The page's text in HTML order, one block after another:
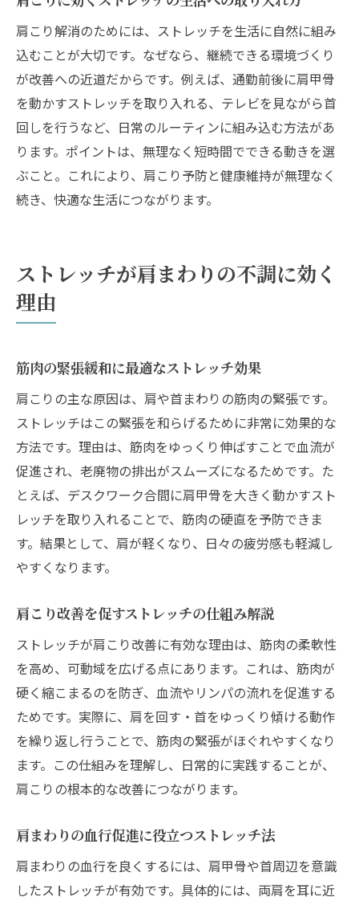
肩こり改善を目指すストレッチの習慣化
ストレッチの頻度別メリットと注意点
肩こり対策ストレッチを続けるコツ紹介
浜田山エリアで見つかる肩こりケアの新常識
肩こり解消の新常識はストレッチが鍵
浜田山の整体やストレッチ最新動向まとめ
肩こりケアに選ばれるストレッチの理由
浜田山エリアで話題のストレッチケア法
肩こり改善へ新しいストレッチ活用提案
肩こり解消のためには、ストレッチを生活に自然に組み
込むことが大切です。なぜなら、継続できる環境づくり
が改善への近道だからです。例えば、通勤前後に肩甲骨
を動かすストレッチを取り入れる、テレビを見ながら首
回しを行うなど、日常のルーティンに組み込む方法があ
ります。ポイントは、無理なく短時間でできる動きを選
ぶこと。これにより、肩こり予防と健康維持が無理なく
続き、快適な生活につながります。
ストレッチが肩まわりの不調に効く
理由
筋肉の緊張緩和に最適なストレッチ効果
肩こりの主な原因は、肩や首まわりの筋肉の緊張です。
ストレッチはこの緊張を和らげるために非常に効果的な
方法です。理由は、筋肉をゆっくり伸ばすことで血流が
促進され、老廃物の排出がスムーズになるためです。た
とえば、デスクワーク合間に肩甲骨を大きく動かすスト
レッチを取り入れることで、筋肉の硬直を予防できま
す。結果として、肩が軽くなり、日々の疲労感も軽減し
やすくなります。
肩こり改善を促すストレッチの仕組み解説
ストレッチが肩こり改善に有効な理由は、筋肉の柔軟性
を高め、可動域を広げる点にあります。これは、筋肉が
硬く縮こまるのを防ぎ、血流やリンパの流れを促進する
ためです。実際に、肩を回す・首をゆっくり傾ける動作
を繰り返し行うことで、筋肉の緊張がほぐれやすくなり
ます。この仕組みを理解し、日常的に実践することが、
肩こりの根本的な改善につながります。
肩まわりの血行促進に役立つストレッチ法
肩まわりの血行を良くするには、肩甲骨や首周辺を意識
したストレッチが有効です。具体的には、両肩を耳に近